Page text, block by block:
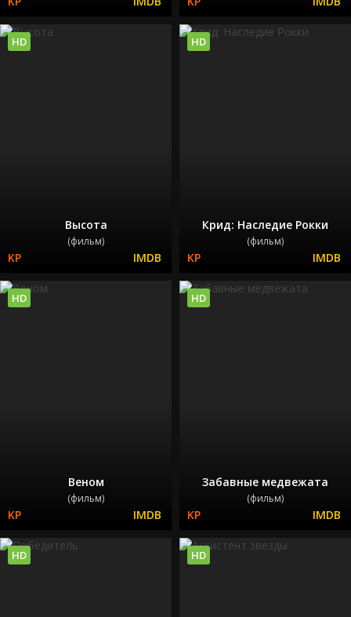
Высота
(фильм)
HD
Крид: Наследие Рокки
(фильм)
HD
Веном
(фильм)
HD
Забавные медвежата
(фильм)
HD
HD HD